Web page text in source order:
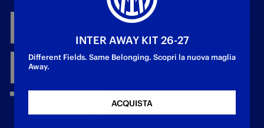
INTERBATTUTA
DALLAJUVENTUSA
TORINO
INTER AWAY KIT 26-27
Different Fields. Same Belonging. Scopri la nuova maglia
Away.
ACQUISTA